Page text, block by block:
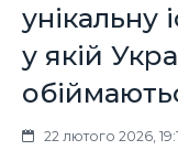
унікальну
у якій
22 лютого 2026,